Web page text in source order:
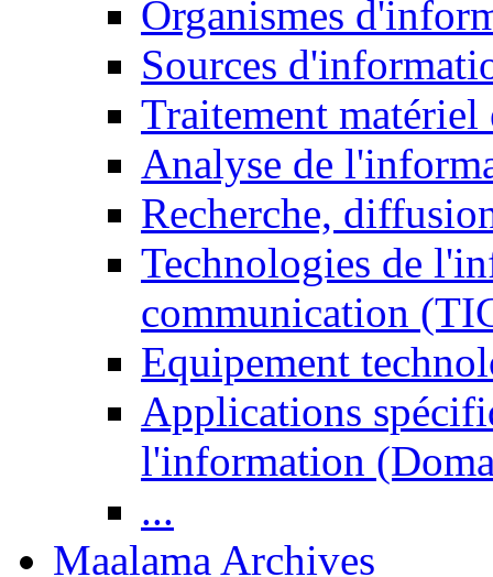
Organismes
Sources
Traitement matériel
Analyse de
Recherche,
Technologies de
communication
Equipement
Applications
l'information
...
Maalama Archives